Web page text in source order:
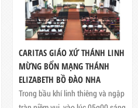
CARITAS GIÁO XỨ THÁNH LINH
MỪNG BỔN MẠNG THÁNH
ELIZABETH BỒ ĐÀO NHA
Trong bầu khí linh thiêng và ngập